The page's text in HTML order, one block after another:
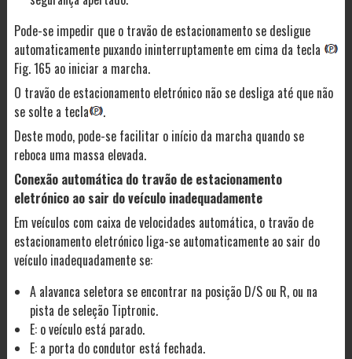
Pode-se impedir que o travão de estacionamento se desligue
automaticamente puxando ininterruptamente em cima da tecla
Fig. 165 ao iniciar a marcha.
O travão de estacionamento eletrónico não se desliga até que não
se solte a tecla
.
Deste modo, pode-se facilitar o início da marcha quando se
reboca uma massa elevada.
Conexão automática do travão de estacionamento
eletrónico ao sair do veículo inadequadamente
Em veículos com caixa de velocidades automática, o travão de
estacionamento eletrónico liga-se automaticamente ao sair do
veículo inadequadamente se:
A alavanca seletora se encontrar na posição D/S ou R, ou na
pista de seleção Tiptronic.
E: o veículo está parado.
E: a porta do condutor está fechada.